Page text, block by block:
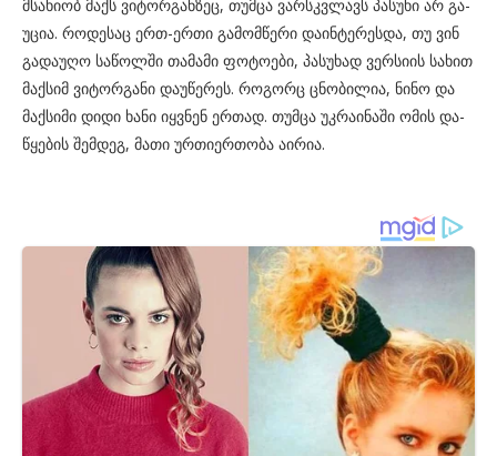
მსა­ხი­ობ მაქს ვი­ტორ­გან­ზეც, თუმ­ცა ვარ­სკვლავს პა­სუ­ხი არ გა­
უ­ცია. რო­დე­საც ერთ-ერთი გა­მომ­წე­რი და­ინ­ტე­რეს­და, თუ ვინ
გა­და­უ­ღო სა­წოლ­ში თა­მა­მი ფო­ტო­ე­ბი, პა­სუ­ხად ვერ­სი­ის სა­ხით
მაქ­სიმ ვი­ტორ­გა­ნი და­უ­წე­რეს. რო­გორც ცნო­ბი­ლია, ნინო და
მაქ­სი­მი დიდი ხანი იყ­ვნენ ერ­თად. თუმ­ცა უკ­რა­ი­ნა­ში ომის და­
წყე­ბის შემ­დეგ, მათი ურ­თი­ერ­თო­ბა აი­რია.